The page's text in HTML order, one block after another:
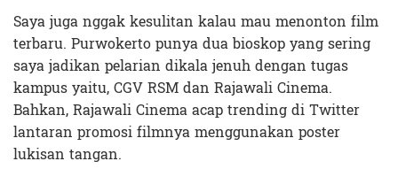
Saya juga nggak kesulitan kalau mau menonton film
terbaru. Purwokerto punya dua bioskop yang sering
saya jadikan pelarian dikala jenuh dengan tugas
kampus yaitu, CGV RSM dan Rajawali Cinema.
Bahkan, Rajawali Cinema acap trending di Twitter
lantaran promosi filmnya menggunakan poster
lukisan tangan.